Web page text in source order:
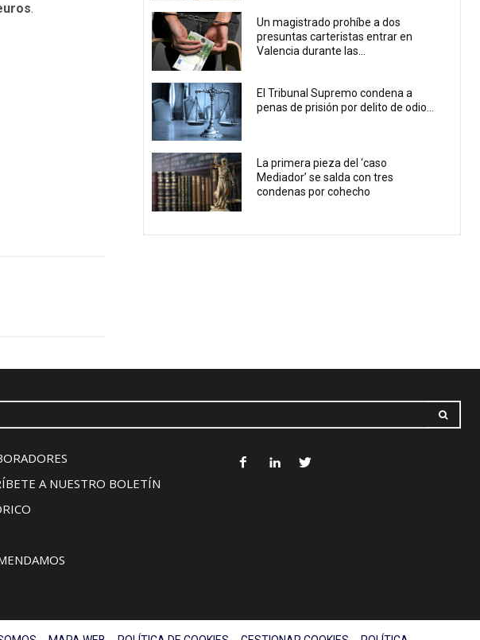
.
Un magistrado prohíbe a dos
presuntas carteristas entrar en
Valencia durante las...
El Tribunal Supremo condena a
penas de prisión por delito de odio...
La primera pieza del ‘caso
Mediador’ se salda con tres
condenas por cohecho
A NUESTRO BOLETÍN